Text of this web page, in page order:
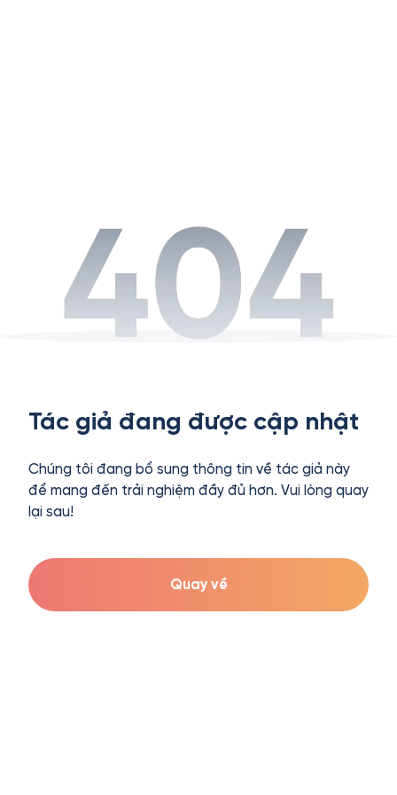
Tác giả đang được cập nhật
Chúng tôi đang bổ sung thông tin về tác giả này
để mang đến trải nghiệm đầy đủ hơn. Vui lòng quay
lại sau!
Quay về